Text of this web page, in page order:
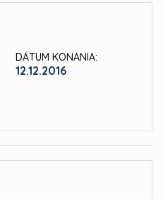
DÁTUM KONANIA:
12.12.2016